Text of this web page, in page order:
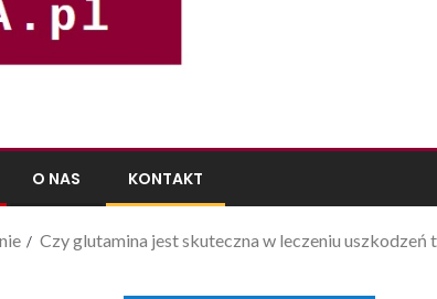
O NAS KONTAKT
Czy glutamina jest skuteczna w leczeniu uszkodzeń